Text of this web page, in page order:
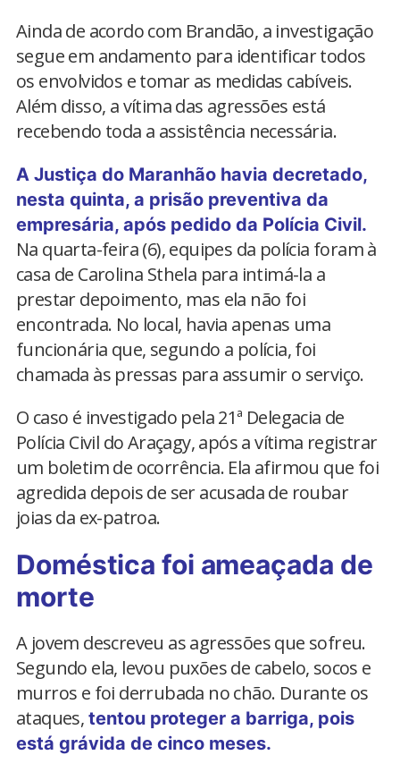
Ainda de acordo com Brandão, a investigação
segue em andamento para identificar todos
os envolvidos e tomar as medidas cabíveis.
Além disso, a vítima das agressões está
recebendo toda a assistência necessária.
A Justiça do Maranhão havia decretado,
nesta quinta, a prisão preventiva da
empresária, após pedido da Polícia Civil.
Na quarta-feira (6), equipes da polícia foram à
casa de Carolina Sthela para intimá-la a
prestar depoimento, mas ela não foi
encontrada. No local, havia apenas uma
funcionária que, segundo a polícia, foi
chamada às pressas para assumir o serviço.
O caso é investigado pela 21ª Delegacia de
Polícia Civil do Araçagy, após a vítima registrar
um boletim de ocorrência. Ela afirmou que foi
agredida depois de ser acusada de roubar
joias da ex-patroa.
Doméstica foi ameaçada de
morte
A jovem descreveu as agressões que sofreu.
Segundo ela, levou puxões de cabelo, socos e
murros e foi derrubada no chão. Durante os
ataques, tentou proteger a barriga, pois
está grávida de cinco meses.